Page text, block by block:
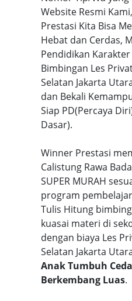
Website Resmi
Prestasi Kita Bisa
Hebat dan Cerdas,
Pendidikan
Bimbingan Les
Selatan Jakarta
dan Bekali
Siap PD(Percaya
Dasar).
Winner Prestasi
Calistung Rawa
SUPER MURAH
program
Tulis Hitung
kuasai materi di
dengan biaya Les
Selatan Jakarta
Anak Tumbuh
Berkembang Luas.